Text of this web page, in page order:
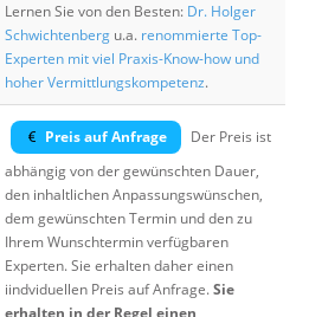
Lernen Sie von den Besten: Dr. Holger
Schwichtenberg u.a. renommierte Top-
Experten mit viel Praxis-Know-how und
hoher Vermittlungskompetenz.
Preis auf Anfrage
Der Preis ist
abhängig von der gewünschten Dauer,
den inhaltlichen Anpassungswünschen,
dem gewünschten Termin und den zu
Ihrem Wunschtermin verfügbaren
Experten. Sie erhalten daher einen
iindviduellen Preis auf Anfrage.Sie
erhalten in der Regel einen